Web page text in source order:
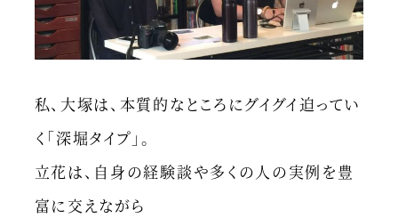
私、大塚は、本質的なところにグイグイ迫ってい
く「深堀タイプ」。
立花は、自身の経験談や多くの人の実例を豊
富に交えながら